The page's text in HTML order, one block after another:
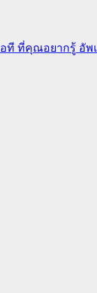
ที ที่คุณอยากรู้ อัพ